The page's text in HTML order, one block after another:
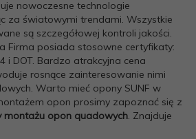
nowoczesne technologie
za światowymi trendami. Wszystkie
są szczegółowej kontroli jakości.
Firma posiada stosowne certyfikaty:
i DOT. Bardzo atrakcyjna cena
rosnące zainteresowanie nimi
Warto mieć opony SUNF w
opon prosimy zapoznać się z
montażu opon quadowych. Znajduje